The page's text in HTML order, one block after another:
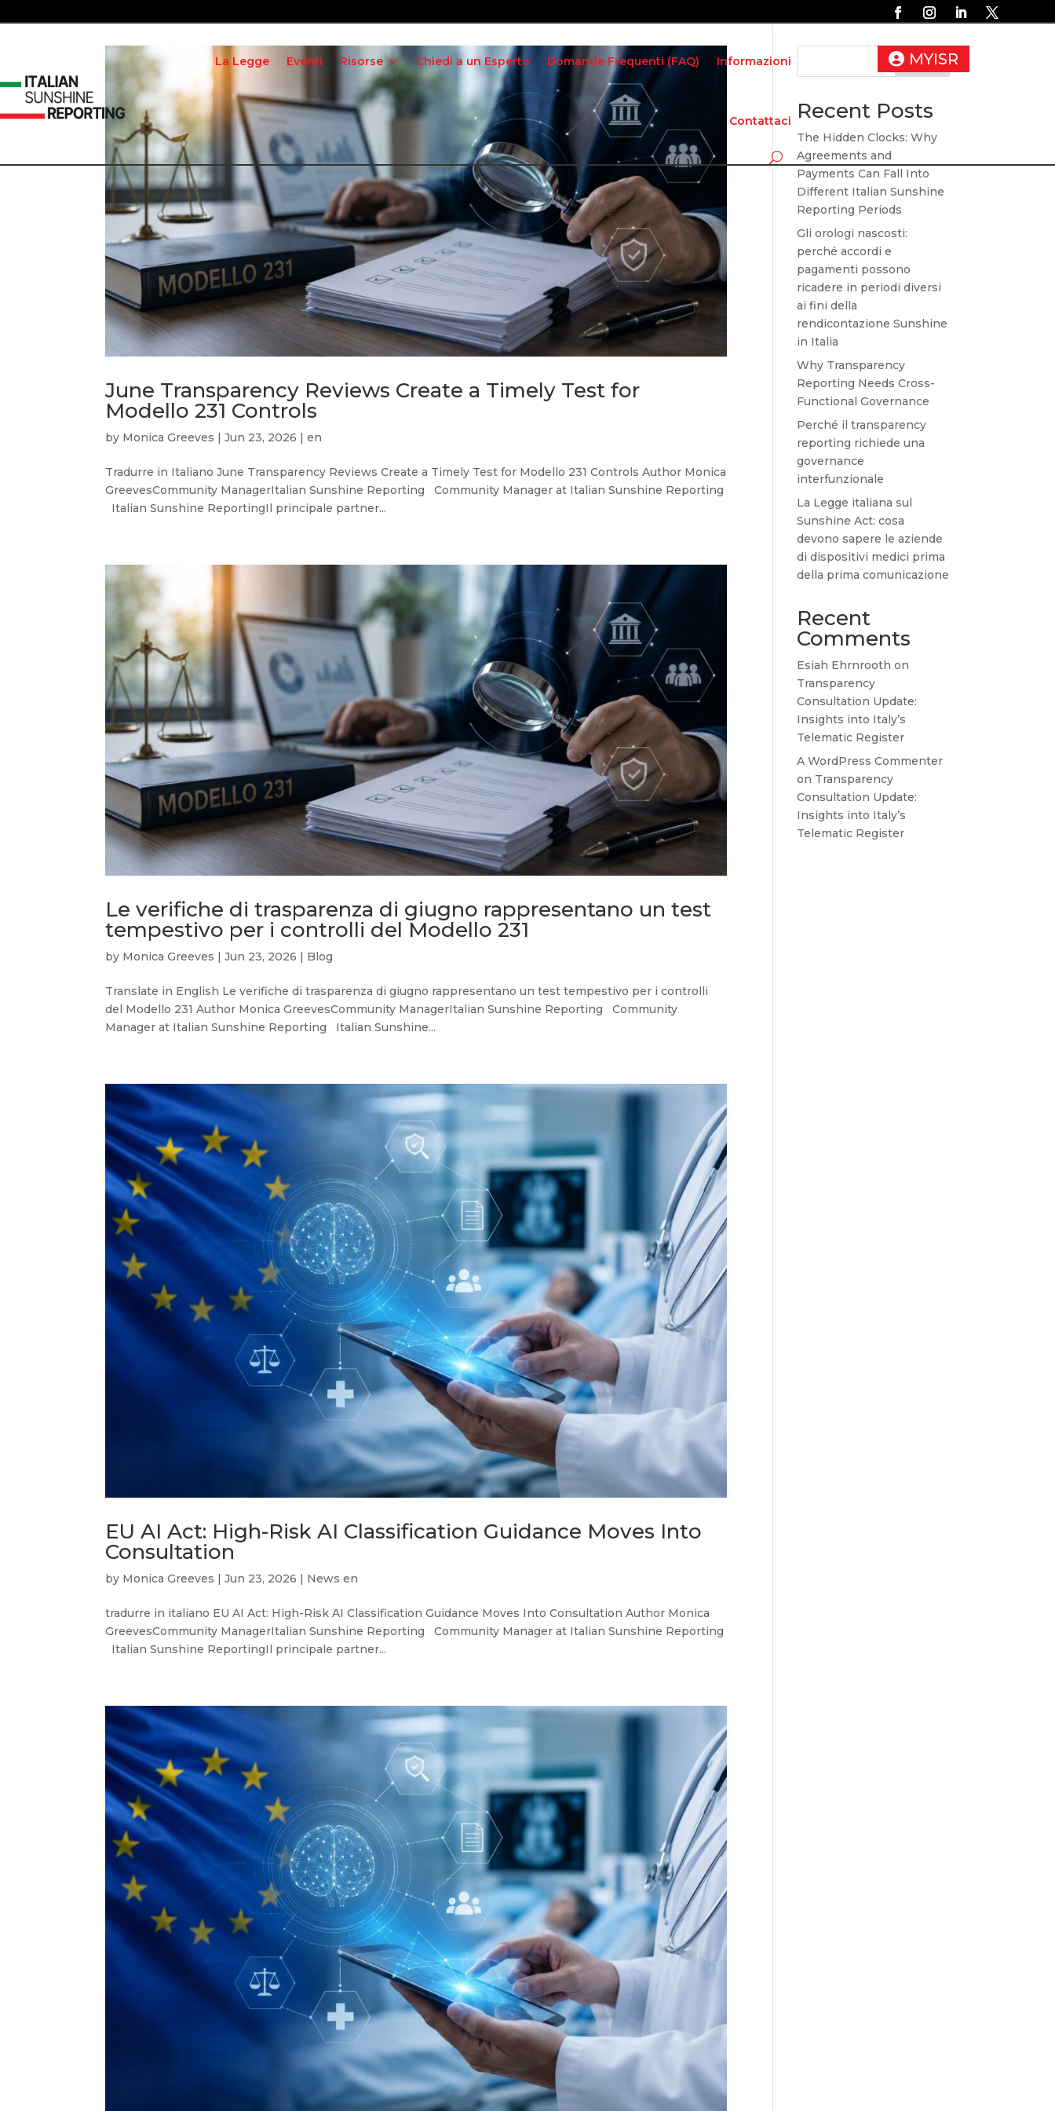
La Legge Eventi Risorse Chiedi a un Esperto Domande Frequenti (FAQ) Informazioni
Contattaci
MYISR
June Transparency Reviews Create a Timely Test for
Modello 231 Controls
by Monica Greeves |Jun 23, 2026 |en
Tradurre in Italiano June Transparency Reviews Create a Timely Test for Modello 231 Controls Author Monica
GreevesCommunity ManagerItalian Sunshine Reporting Community Manager at Italian Sunshine Reporting
Italian Sunshine ReportingIl principale partner...
Le verifiche di trasparenza di giugno rappresentano un test
tempestivo per i controlli del Modello 231
by Monica Greeves |Jun 23, 2026 | Blog
Translate in English Le verifiche di trasparenza di giugno rappresentano un test tempestivo per i controlli
del Modello 231 Author Monica GreevesCommunity ManagerItalian Sunshine Reporting Community
Manager at Italian Sunshine Reporting Italian Sunshine...
EU AI Act: High-Risk AI Classification Guidance Moves Into
Consultation
by Monica Greeves |Jun 23, 2026 | News en
tradurre in italiano EU AI Act: High-Risk AI Classification Guidance Moves Into Consultation Author Monica
GreevesCommunity ManagerItalian Sunshine Reporting Community Manager at Italian Sunshine Reporting
Italian Sunshine ReportingIl principale partner...
Search
Recent Posts
The Hidden Clocks: Why
Agreements and
Payments Can Fall Into
Different Italian Sunshine
Reporting Periods
Gli orologi nascosti:
perché accordi e
pagamenti possono
ricadere in periodi diversi
ai fini della
rendicontazione Sunshine
in Italia
Why Transparency
Reporting Needs Cross-
Functional Governance
Perché il transparency
reporting richiede una
governance
interfunzionale
La Legge italiana sul
Sunshine Act: cosa
devono sapere le aziende
di dispositivi medici prima
della prima comunicazione
Recent
Comments
Esiah Ehrnrooth on
Transparency
Consultation Update:
Insights into Italy’s
Telematic Register
A WordPress Commenter
on Transparency
Consultation Update:
Insights into Italy’s
Telematic Register